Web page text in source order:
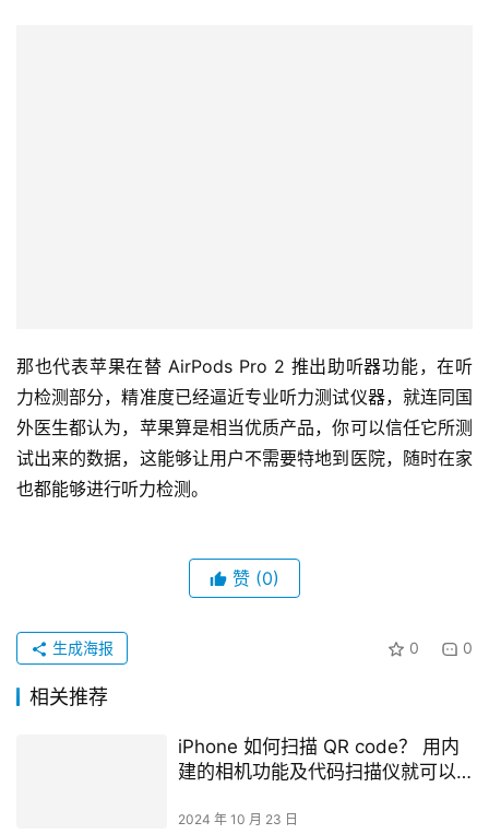
那也代表苹果在替 AirPods Pro 2 推出助听器功能，在听
力检测部分，精准度已经逼近专业听力测试仪器，就连同国
外医生都认为，苹果算是相当优质产品，你可以信任它所测
试出来的数据，这能够让用户不需要特地到医院，随时在家
也都能够进行听力检测。
赞 (0)
0 0
生成海报
相关推荐
iPhone 如何扫描 QR code？ 用内
建的相机功能及代码扫描仪就可以
2024 年 10 月 23 日